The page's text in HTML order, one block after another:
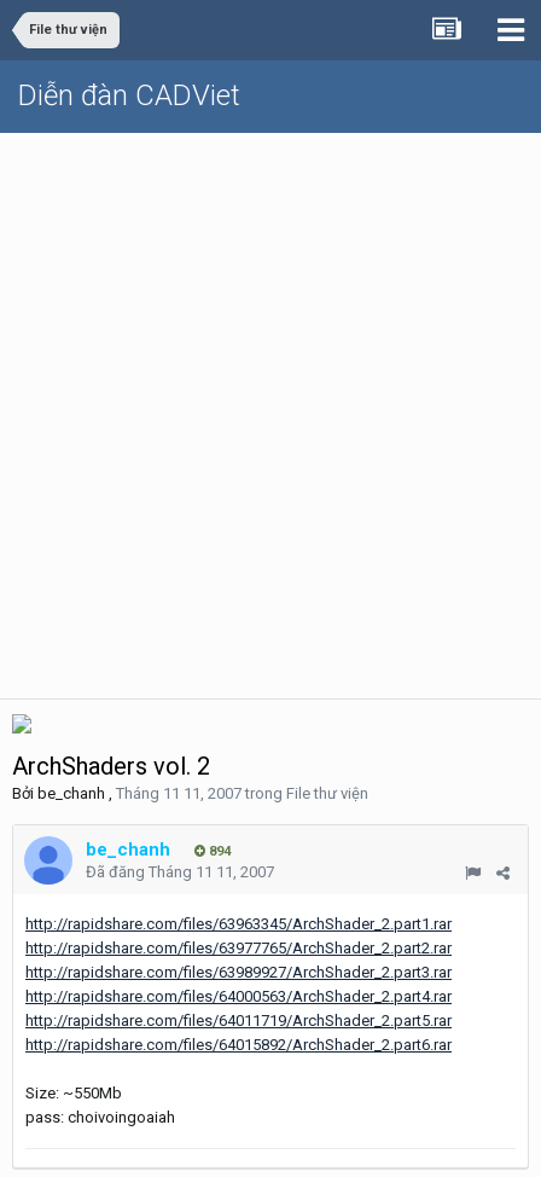
File thư viện
Diễn đàn CADViet
ArchShaders vol. 2
Bởi be_chanh , Tháng 11 11, 2007trong File thư viện
be_chanh 894
Đã đăng Tháng 11 11, 2007
http://rapidshare.com/files/63963345/ArchShader_2.part1.rar
http://rapidshare.com/files/63977765/ArchShader_2.part2.rar
http://rapidshare.com/files/63989927/ArchShader_2.part3.rar
http://rapidshare.com/files/64000563/ArchShader_2.part4.rar
http://rapidshare.com/files/64011719/ArchShader_2.part5.rar
http://rapidshare.com/files/64015892/ArchShader_2.part6.rar
Size: ~550Mb
pass: choivoingoaiah